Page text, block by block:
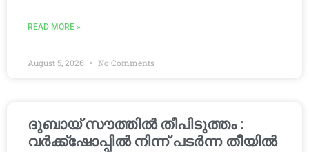
READ MORE »
August 5, 2026 No Comments
ദുബായ് സൗത്തിൽ തീപിടുത്തം :
വർക്ക്‌ഷോപ്പിൽ നിന്ന് പടർന്ന തീയിൽ